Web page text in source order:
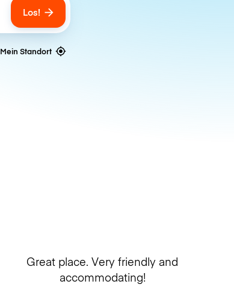
Los!
Mein Standort
Great place. Very friendly and
accommodating!